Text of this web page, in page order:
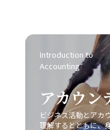
ション能力の向上に
噛み合わない状況を
速かつ効果的に対処
す。最終的に、若
方的なコミュニケー
共有しあう姿勢です
「仕事で話が噛み合
がどのような「場」
た戦略も大切です。
ンラインミーティン
ミュニケーション
の持つ特性や限界
必要不可欠となりま
のコミュニケーショ
ていくことが、キャリ
フォン市場における
化に失敗し、急激
を招きました。また
により品質低下とブ
激戦区でのシェア確
た。これらの事例は
は、単なるコスト
明確な差別化戦略と
切なサポートを受
とが求められます。
なる行動パターンの
要因が絡み合って
要不可欠です。 ビジ
る仕組みや、効率的
推奨されています。
Introduction to
Accounting
アカウン
ビジネス活動とアカ
理解するとともに、